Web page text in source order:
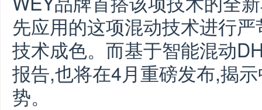
先应用的这项混动技术进行
技术成色。而基于智能混动
报告,也将在4月重磅发布,揭
势。